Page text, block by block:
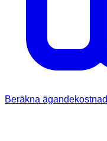
Beräkna ägandekostnad